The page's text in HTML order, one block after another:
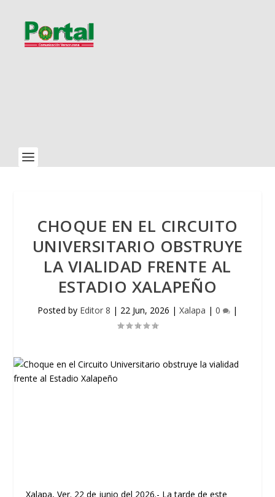
CHOQUE EN EL CIRCUITO
UNIVERSITARIO OBSTRUYE
LA VIALIDAD FRENTE AL
ESTADIO XALAPEÑO
Posted by Editor 8 | 22 Jun, 2026 | Xalapa | 0 |
Xalapa, Ver. 22 de junio del 2026.- La tarde de este